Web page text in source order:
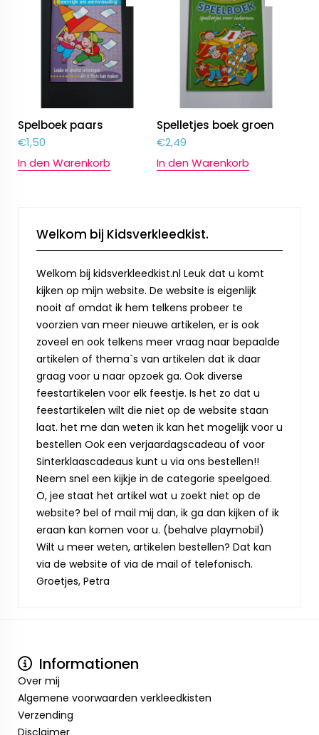
Spelboek paars
€1,50
In den Warenkorb
Spelletjes boek groen
€2,49
In den Warenkorb
Welkom bij Kidsverkleedkist.
Welkom bij kidsverkleedkist.nl Leuk dat u komt
kijken op mijn website. De website is eigenlijk
nooit af omdat ik hem telkens probeer te
voorzien van meer nieuwe artikelen, er is ook
zoveel en ook telkens meer vraag naar bepaalde
artikelen of thema`s van artikelen dat ik daar
graag voor u naar opzoek ga. Ook diverse
feestartikelen voor elk feestje. Is het zo dat u
feestartikelen wilt die niet op de website staan
laat. het me dan weten ik kan het mogelijk voor u
bestellen Ook een verjaardagscadeau of voor
Sinterklaascadeaus kunt u via ons bestellen!!
Neem snel een kijkje in de categorie speelgoed.
O, jee staat het artikel wat u zoekt niet op de
website? bel of mail mij dan, ik ga dan kijken of ik
eraan kan komen voor u. (behalve playmobil)
Wilt u meer weten, artikelen bestellen? Dat kan
via de website of via de mail of telefonisch.
Groetjes, Petra
Informationen
Over mij
Algemene voorwaarden verkleedkisten
Verzending